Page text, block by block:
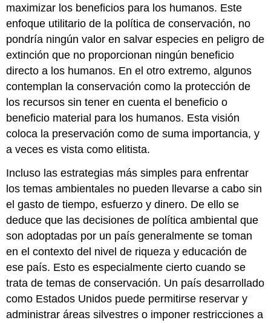
Recursos
Renovables
Mejores
prácticas
de
gestión
Remediación
Ambiental
Fuentes
de
contaminación
Esfuerzos
remediación
Métodos
remediación
maximizar los beneficios para los humanos. Este
enfoque utilitario de la política de conservación, no
pondría ningún valor en salvar especies en peligro de
extinción que no proporcionan ningún beneficio
directo a los humanos. En el otro extremo, algunos
contemplan la conservación como la protección de
los recursos sin tener en cuenta el beneficio o
beneficio material para los humanos. Esta visión
coloca la preservación como de suma importancia, y
a veces es vista como elitista.
Incluso las estrategias más simples para enfrentar
los temas ambientales no pueden llevarse a cabo sin
el gasto de tiempo, esfuerzo y dinero. De ello se
deduce que las decisiones de política ambiental que
son adoptadas por un país generalmente se toman
en el contexto del nivel de riqueza y educación de
ese país. Esto es especialmente cierto cuando se
trata de temas de conservación. Un país desarrollado
como Estados Unidos puede permitirse reservar y
administrar áreas silvestres o imponer restricciones a